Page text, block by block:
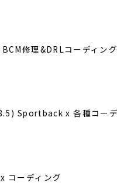
修理&DRLコーディング
Sportback x 各種コーデ
コーディング